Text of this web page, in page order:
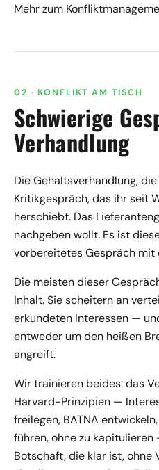
Mehr zum
02 · KONFLIKT AM TISCH
Schwierige
Verhandlung
Die Gehaltsverhandlung,
Kritikgespräch, das ihr seit
herschiebt. Das
nachgeben wollt. Es ist
vorbereitetes Gespräch mit
Die meisten dieser
Inhalt. Sie scheitern an
erkundeten Interessen —
entweder um den heißen
angreift.
Wir trainieren beides: das
Harvard-Prinzipien —
freilegen, BATNA
führen, ohne zu
Botschaft, die klar ist, ohne